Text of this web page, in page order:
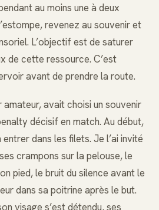
au moins une à deux
revenez au souvenir et
L’objectif est de saturer
de cette ressource. C’est
avant de prendre la route.
avait choisi un souvenir
décisif en match. Au début,
dans les filets. Je l’ai invité
crampons sur la pelouse, le
pied, le bruit du silence avant le
dans sa poitrine après le but.
visage s’est détendu, ses